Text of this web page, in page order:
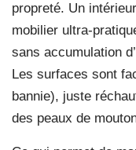
propreté. Un
mobilier ultra-
sans accumulation
Les surfaces sont
bannie), juste
des peaux de